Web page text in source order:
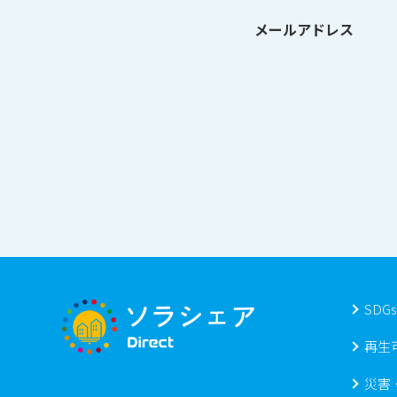
メールアドレス
再生
災害